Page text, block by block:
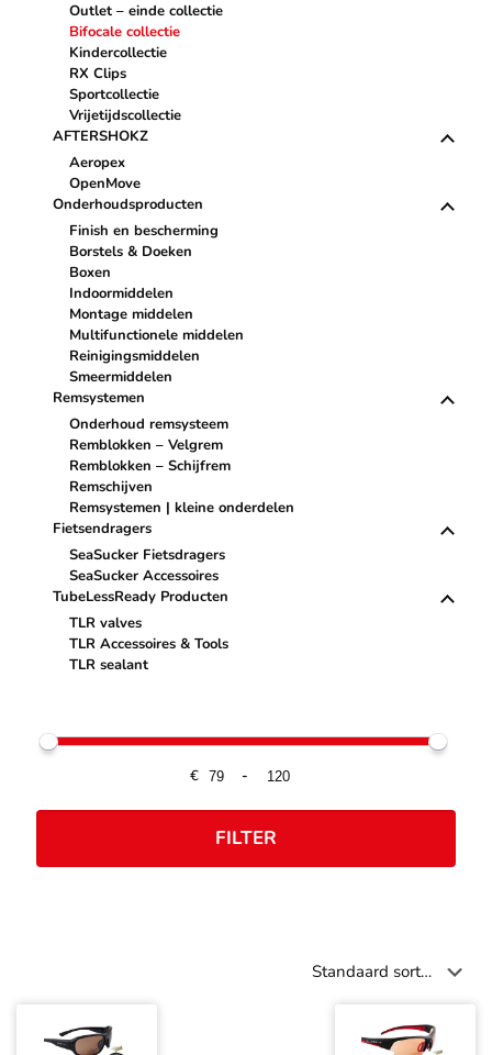
Outlet – einde collectie
Bifocale collectie
Kindercollectie
RX Clips
Sportcollectie
Vrijetijdscollectie
AFTERSHOKZ
Aeropex
OpenMove
Onderhoudsproducten
Finish en bescherming
Borstels & Doeken
Boxen
Indoormiddelen
Montage middelen
Multifunctionele middelen
Reinigingsmiddelen
Smeermiddelen
Remsystemen
Onderhoud remsysteem
Remblokken – Velgrem
Remblokken – Schijfrem
Remschijven
Remsystemen | kleine onderdelen
Fietsendragers
SeaSucker Fietsdragers
SeaSucker Accessoires
TubeLessReady Producten
TLR valves
TLR Accessoires & Tools
TLR sealant
€ -
FILTER